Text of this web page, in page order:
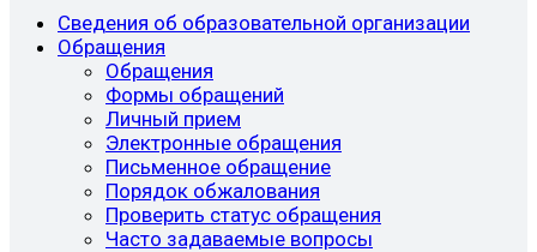
Сведения об образовательной организации
Обращения
Обращения
Формы обращений
Личный прием
Электронные обращения
Письменное обращение
Порядок обжалования
Проверить статус обращения
Часто задаваемые вопросы